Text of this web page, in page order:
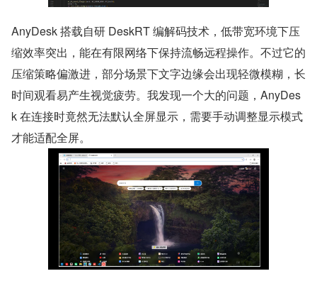
AnyDesk 搭载自研 DeskRT 编解码技术，低带宽环境下压
缩效率突出，能在有限网络下保持流畅远程操作。不过它的
压缩策略偏激进，部分场景下文字边缘会出现轻微模糊，长
时间观看易产生视觉疲劳。我发现一个大的问题，AnyDes
k 在连接时竟然无法默认全屏显示，需要手动调整显示模式
才能适配全屏。